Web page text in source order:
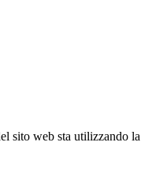
sito web sta utilizzando la